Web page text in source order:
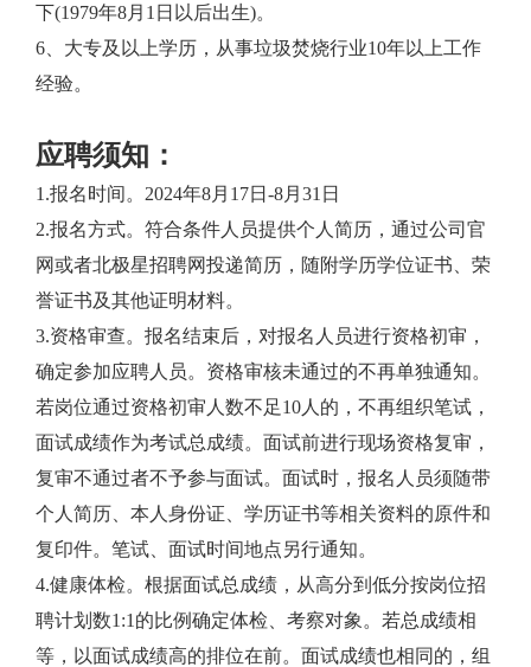
下(1979年8月1日以后出生)。
6、大专及以上学历，从事垃圾焚烧行业10年以上工作
经验。
应聘须知：
1.报名时间。2024年8月17日-8月31日
2.报名方式。符合条件人员提供个人简历，通过公司官
网或者北极星招聘网投递简历，随附学历学位证书、荣
誉证书及其他证明材料。
3.资格审查。报名结束后，对报名人员进行资格初审，
确定参加应聘人员。资格审核未通过的不再单独通知。
若岗位通过资格初审人数不足10人的，不再组织笔试，
面试成绩作为考试总成绩。面试前进行现场资格复审，
复审不通过者不予参与面试。面试时，报名人员须随带
个人简历、本人身份证、学历证书等相关资料的原件和
复印件。笔试、面试时间地点另行通知。
4.健康体检。根据面试总成绩，从高分到低分按岗位招
聘计划数1:1的比例确定体检、考察对象。若总成绩相
等，以面试成绩高的排位在前。面试成绩也相同的，组